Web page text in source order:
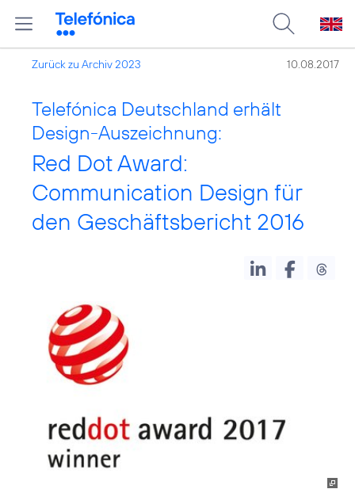
Zurück zu Archiv 2023 10.08.2017
Telefónica Deutschland erhält
Design-Auszeichnung:
Red Dot Award:
Communication Design für
den Geschäftsbericht 2016